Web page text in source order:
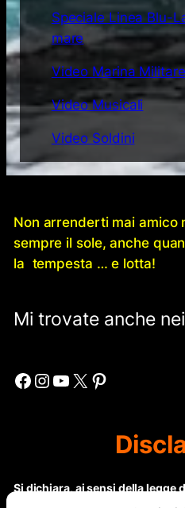
Speciale Linea Blu-
mare
Video Marina Militare
Video Musicali
Video Soldini
Non arrenderti mai amico
sempre il sole, anche
la tempesta … e lotta!
Mi trovate anche
Facebook Instagram YouTube X Pinterest
Si dichiara, ai sensi della legge
questo sito non rientra nella